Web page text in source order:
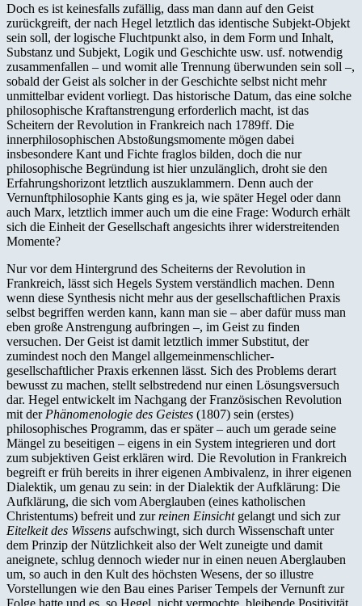
Doch es ist keinesfalls zufällig, dass man dann auf den Geist
zurückgreift, der nach Hegel letztlich das identische Subjekt-Objekt
sein soll, der logische Fluchtpunkt also, in dem Form und Inhalt,
Substanz und Subjekt, Logik und Geschichte usw. usf. notwendig
zusammenfallen – und womit alle Trennung überwunden sein soll –,
sobald der Geist als solcher in der Geschichte selbst nicht mehr
unmittelbar evident vorliegt. Das historische Datum, das eine solche
philosophische Kraftanstrengung erforderlich macht, ist das
Scheitern der Revolution in Frankreich nach 1789ff. Die
innerphilosophischen Abstoßungsmomente mögen dabei
insbesondere Kant und Fichte fraglos bilden, doch die nur
philosophische Begründung ist hier unzulänglich, droht sie den
Erfahrungshorizont letztlich auszuklammern. Denn auch der
Vernunftphilosophie Kants ging es ja, wie später Hegel oder dann
auch Marx, letztlich immer auch um die eine Frage: Wodurch erhält
sich die Einheit der Gesellschaft angesichts ihrer widerstreitenden
Momente?
Nur vor dem Hintergrund des Scheiterns der Revolution in
Frankreich, lässt sich Hegels System verständlich machen. Denn
wenn diese Synthesis nicht mehr aus der gesellschaftlichen Praxis
selbst begriffen werden kann, kann man sie – aber dafür muss man
eben große Anstrengung aufbringen –, im Geist zu finden
versuchen. Der Geist ist damit letztlich immer Substitut, der
zumindest noch den Mangel allgemeinmenschlicher-
gesellschaftlicher Praxis erkennen lässt. Sich des Problems derart
bewusst zu machen, stellt selbstredend nur einen Lösungsversuch
dar. Hegel entwickelt im Nachgang der Französischen Revolution
mit der Phänomenologie des Geistes (1807) sein (erstes)
philosophisches Programm, das er später – auch um gerade seine
Mängel zu beseitigen – eigens in ein System integrieren und dort
zum subjektiven Geist erklären wird. Die Revolution in Frankreich
begreift er früh bereits in ihrer eigenen Ambivalenz, in ihrer eigenen
Dialektik, um genau zu sein: in der Dialektik der Aufklärung: Die
Aufklärung, die sich vom Aberglauben (eines katholischen
Christentums) befreit und zurreinen Einsichtgelangt und sich zur
Eitelkeit des Wissens aufschwingt, sich durch Wissenschaft unter
dem Prinzip der Nützlichkeit also der Welt zuneigte und damit
aneignete, schlug dennoch wieder nur in einen neuen Aberglauben
um, so auch in den Kult des höchsten Wesens, der so illustre
Vorstellungen wie den Bau eines Pariser Tempels der Vernunft zur
Folge hatte und es, so Hegel, nicht vermochte, bleibende Positivität